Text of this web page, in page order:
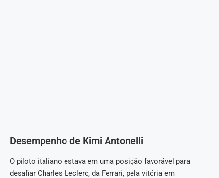
Desempenho de Kimi Antonelli
O piloto italiano estava em uma posição favorável para
desafiar Charles Leclerc, da Ferrari, pela vitória em